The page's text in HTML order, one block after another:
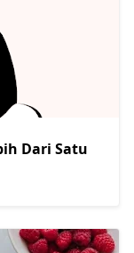
Dari Satu